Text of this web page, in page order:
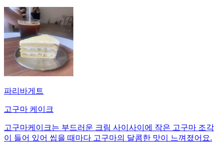
파리바게트
고구마 케이크
고구마케이크는 부드러운 크림 사이사이에 작은 고구마 조각
이 들어 있어 씹을 때마다 고구마의 달콤한 맛이 느껴졌어요.